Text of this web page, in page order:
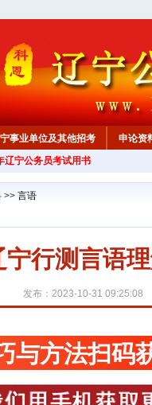
事业单位及其他招考 申论资
辽宁公务员考试用书
>> 言语
宁行测言语
发布：2023-10-31 09:25:08
与方法扫码